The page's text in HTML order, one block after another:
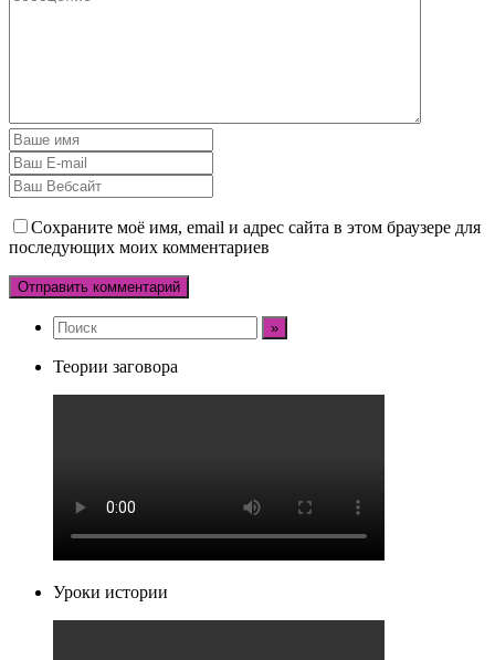
Сохраните моё имя, email и адрес сайта в этом браузере для
последующих моих комментариев
Теории заговора
Уроки истории